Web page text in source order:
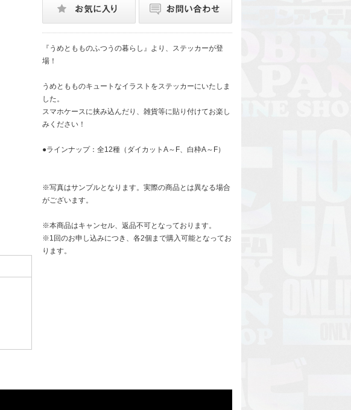
『うめともものふつうの暮らし』より、ステッカーが登
場！
うめともものキュートなイラストをステッカーにいたしま
した。
スマホケースに挟み込んだり、雑貨等に貼り付けてお楽し
みください！
●ラインナップ：全12種（ダイカットA～F、白枠A～F）
※写真はサンプルとなります。実際の商品とは異なる場合
がございます。
※本商品はキャンセル、返品不可となっております。
※1回のお申し込みにつき、各2個まで購入可能となってお
ります。